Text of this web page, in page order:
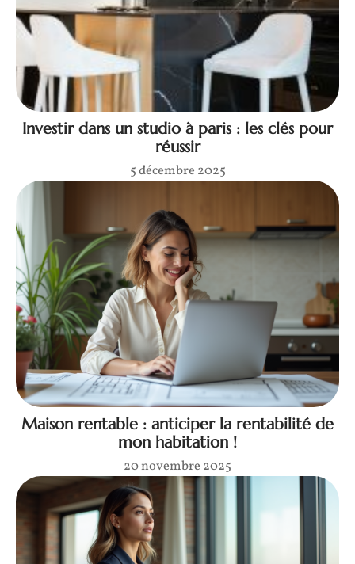
Investir dans un studio à paris : les clés pour
réussir
5 décembre 2025
Maison rentable : anticiper la rentabilité de
mon habitation !
20 novembre 2025